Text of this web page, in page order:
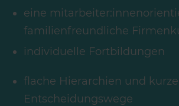
eine
familienfreundliche
individuelle Fortbildungen
flache Hierarchien und kurze
Entscheidungswege